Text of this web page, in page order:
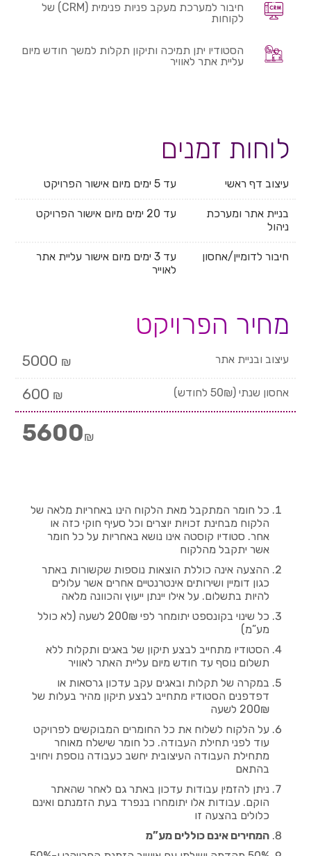
חיבור למערכת מעקב פניות פנימית (CRM) של
לקוחות
הסטודיו יתן תמיכה ותיקון תקלות למשך חודש מיום
עליית אתר לאוויר
לוחות זמנים
עיצוב דף ראשי עד 5 ימים מיום אישור הפרויקט
בניית אתר ומערכת
ניהול
עד 20 ימים מיום אישור הפרויקט
חיבור לדומיין/אחסון
עד 3 ימים מיום אישור עליית אתר
לאוייר
מחיר הפרויקט
עיצוב ובניית אתר 5000 ₪
אחסון שנתי (50₪ לחודש) 600 ₪
5600₪
כל חומר המתקבל מאת הלקוח הינו באחריות מלאה של
הלקוח מבחינת זכויות יוצרים וכל סעיף חוקי כזה או
אחר. סטודיו קוסטה אינו נושא באחריות על כל חומר
אשר יתקבל מהלקוח
ההצעה אינה כוללת הוצאות נוספות שקשורות באתר
כגון דומיין ושירותים אינטרנטיים אחרים אשר עלולים
להיות בתשלום. על אילו יינתן ייעוץ והכוונה מלאה
כל שינוי בקונספט יתומחר לפי 200₪ לשעה (לא כולל
מע”מ)
הסטודיו מתחייב לבצע תיקון של באגים ותקלות ללא
תשלום נוסף עד חודש מיום עליית האתר לאוויר
במקרה של תקלות ובאגים עקב עדכון גרסאות או
דפדפנים הסטודיו מתחייב לבצע תיקון מהיר בעלות של
200₪ לשעה
על הלקוח לשלוח את כל החומרים המבוקשים לפרויקט
עוד לפני תחילת העבודה. כל חומר שישלח מאוחר
מתחילת העבודה העיצובית יחשב כעבודה נוספת ויחויב
בהתאם
ניתן להזמין עבודות עדכון באתר גם לאחר שהאתר
הוקם. עבודות אלו יתומחרו בנפרד בעת הזמנתם ואינם
כלולים בהצעה זו
המחירים אינם כוללים מע”מ